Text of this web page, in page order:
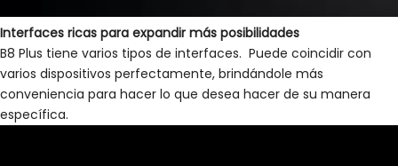
Interfaces ricas para expandir más posibilidades
B8 Plus tiene varios tipos de interfaces. Puede coincidir con
varios dispositivos perfectamente, brindándole más
conveniencia para hacer lo que desea hacer de su manera
específica.